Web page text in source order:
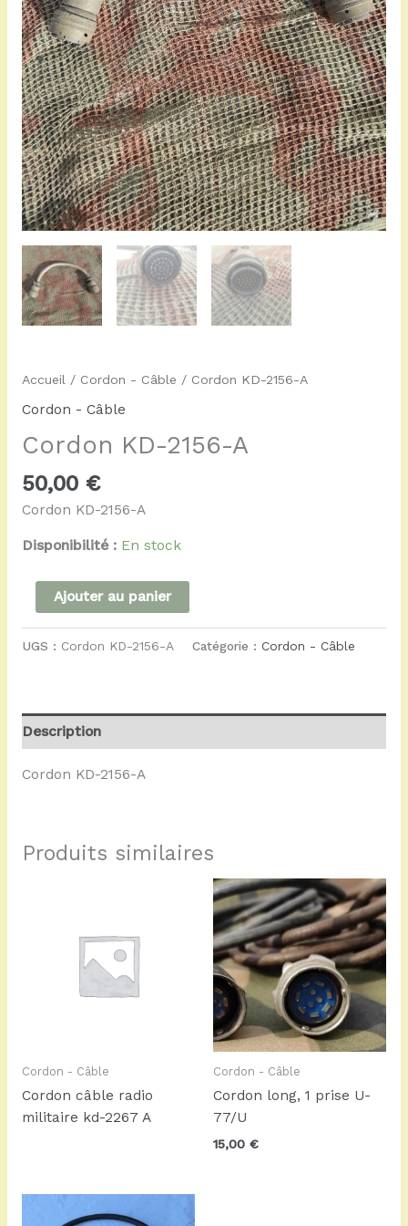
Accueil / Cordon - Câble / Cordon KD-2156-A
Cordon - Câble
Cordon KD-2156-A
50,00 €
Cordon KD-2156-A
Disponibilité : En stock
Ajouter au panier
UGS : Cordon KD-2156-A Catégorie : Cordon - Câble
Description
Cordon KD-2156-A
Produits similaires
Cordon - Câble
Cordon câble radio
militaire kd-2267 A
Cordon - Câble
Cordon long, 1 prise U-
77/U
15,00 €